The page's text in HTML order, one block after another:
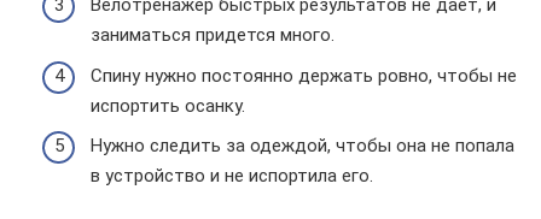
Велотренажер быстрых результатов не дает, и
заниматься придется много.
Спину нужно постоянно держать ровно, чтобы не
испортить осанку.
Нужно следить за одеждой, чтобы она не попала
в устройство и не испортила его.